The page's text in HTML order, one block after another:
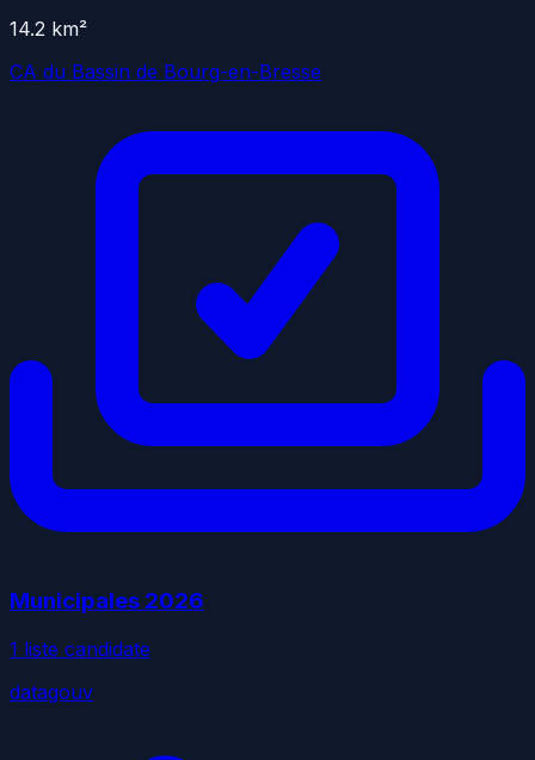
14.2 km²
CA du Bassin de Bourg-en-Bresse
Municipales 2026
1 liste candidate
datagouv